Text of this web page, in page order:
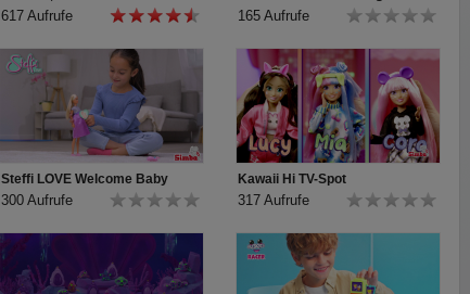
617 Aufrufe 165 Aufrufe
Steffi LOVE Welcome Baby
300 Aufrufe
Kawaii Hi TV-Spot
317 Aufrufe